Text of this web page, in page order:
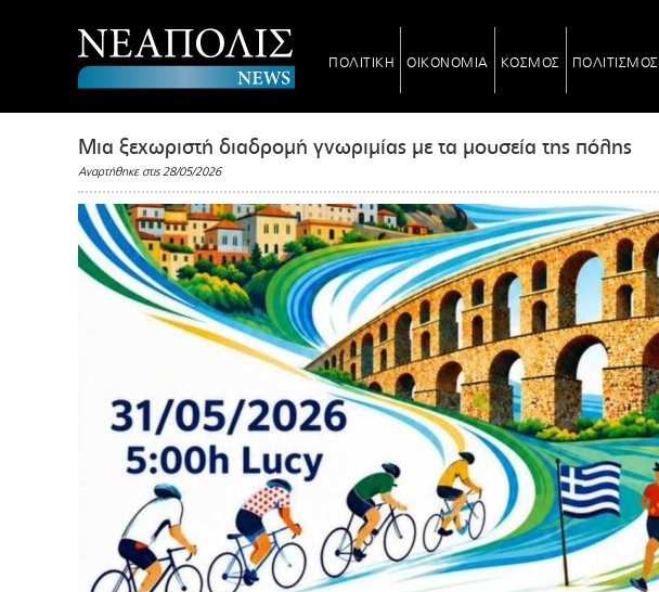
ΠΟΛΙΤΙΚΗ ΟΙΚΟΝΟΜΙΑ ΚΟΣΜΟΣ ΠΟΛΙΤΙΣΜΟΣ
Μια ξεχωριστή διαδρομή γνωριμίας με τα μουσεία της πόλης
Αναρτήθηκε στις 28/05/2026